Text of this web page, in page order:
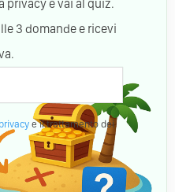
privacy e vai al quiz.
3 domande e ricevi
privacy e il trattamento dei